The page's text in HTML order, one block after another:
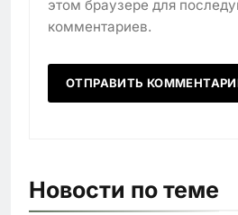
этом браузере для
комментариев.
Новости по теме